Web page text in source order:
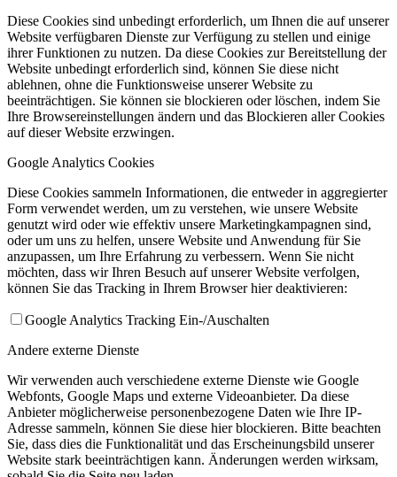
Diese Cookies sind unbedingt erforderlich, um Ihnen die auf unserer
Website verfügbaren Dienste zur Verfügung zu stellen und einige
ihrer Funktionen zu nutzen. Da diese Cookies zur Bereitstellung der
Website unbedingt erforderlich sind, können Sie diese nicht
ablehnen, ohne die Funktionsweise unserer Website zu
beeinträchtigen. Sie können sie blockieren oder löschen, indem Sie
Ihre Browsereinstellungen ändern und das Blockieren aller Cookies
auf dieser Website erzwingen.
Google Analytics Cookies
Diese Cookies sammeln Informationen, die entweder in aggregierter
Form verwendet werden, um zu verstehen, wie unsere Website
genutzt wird oder wie effektiv unsere Marketingkampagnen sind,
oder um uns zu helfen, unsere Website und Anwendung für Sie
anzupassen, um Ihre Erfahrung zu verbessern. Wenn Sie nicht
möchten, dass wir Ihren Besuch auf unserer Website verfolgen,
können Sie das Tracking in Ihrem Browser hier deaktivieren:
Google Analytics Tracking Ein-/Auschalten
Andere externe Dienste
Wir verwenden auch verschiedene externe Dienste wie Google
Webfonts, Google Maps und externe Videoanbieter. Da diese
Anbieter möglicherweise personenbezogene Daten wie Ihre IP-
Adresse sammeln, können Sie diese hier blockieren. Bitte beachten
Sie, dass dies die Funktionalität und das Erscheinungsbild unserer
Website stark beeinträchtigen kann. Änderungen werden wirksam,